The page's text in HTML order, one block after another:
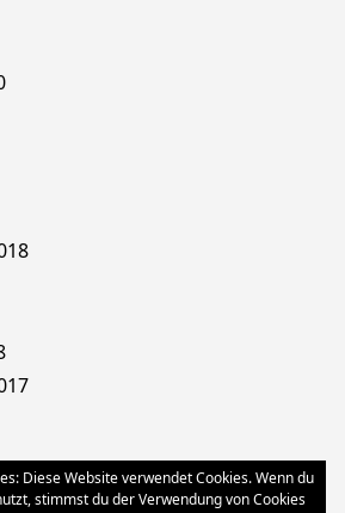
Diese Website verwendet Cookies. Wenn du
stimmst du der Verwendung von Cookies